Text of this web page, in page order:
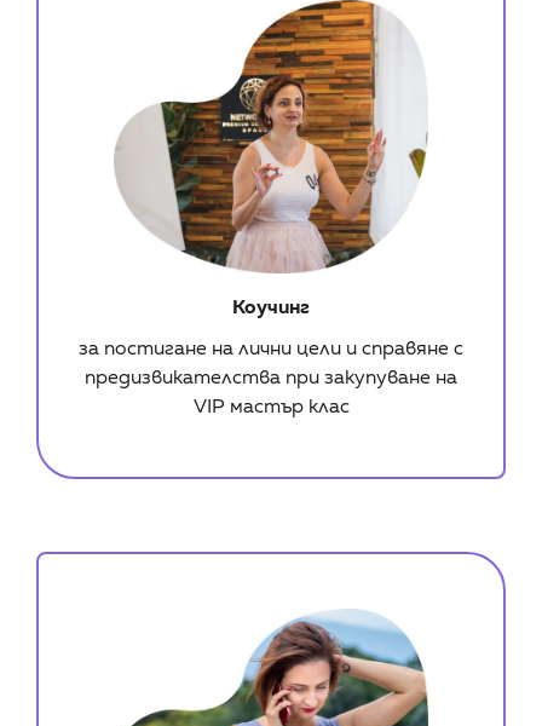
Коучинг
за постигане на лични цели и справяне с
предизвикателства при закупуване на
VIP мастър клас